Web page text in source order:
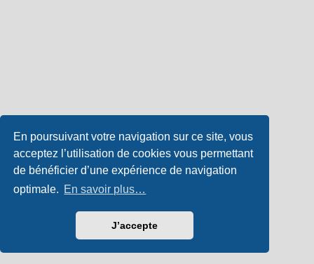
En poursuivant votre navigation sur ce site, vous
acceptez l’utilisation de cookies vous permettant
de bénéficier d’une expérience de navigation
optimale. En savoir plus…
J’accepte